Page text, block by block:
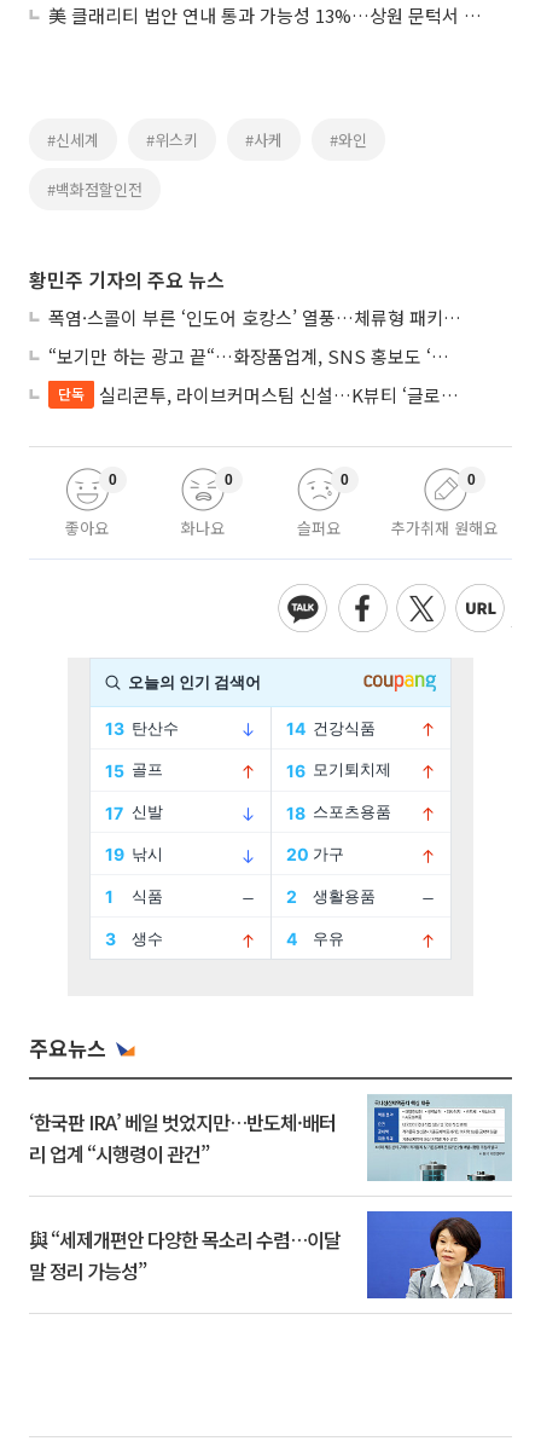
美 클래리티 법안 연내 통과 가능성 13%…상원 문턱서 제동
#신세계 #위스키 #사케 #와인
#백화점할인전
황민주 기자의 주요 뉴스
폭염·스콜이 부른 ‘인도어 호캉스’ 열풍…체류형 패키지 뜬다
“보기만 하는 광고 끝“…화장품업계, SNS 홍보도 ‘참여형 콘텐츠’로 변모
단독 실리콘투, 라이브커머스팀 신설…K뷰티 ‘글로벌 판매망’ 확대
좋아요
0
화나요
0
슬퍼요
0
추가취재 원해요
0
주요뉴스
‘한국판 IRA’ 베일 벗었지만…반도체·배터
리 업계 “시행령이 관건”
與 “세제개편안 다양한 목소리 수렴…이달
말 정리 가능성”